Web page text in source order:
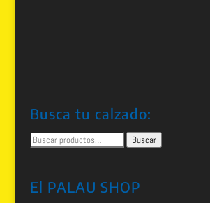
Busca tu calzado:
Buscar
por:
Buscar
El PALAU SHOP